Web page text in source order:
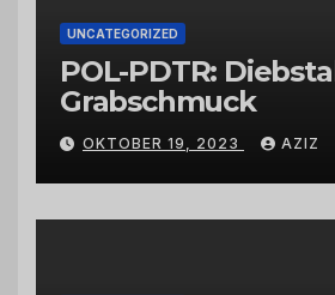
UNCATEGORIZED
POL-PDTR:
Grabschmuck
OKTOBER 19, 2023 AZIZ